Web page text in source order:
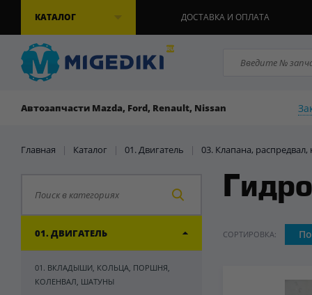
КАТАЛОГ ДОСТАВКА И ОПЛАТА
Автозапчасти Mazda, Ford, Renault, Nissan
Главная | Каталог | 01. Двигатель | 03. Клапана,
01. ДВИГАТЕЛЬ
01. ВКЛАДЫШИ, КОЛЬЦА, ПОРШНЯ,
КОЛЕНВАЛ, ШАТУНЫ
СОРТИРОВКА: